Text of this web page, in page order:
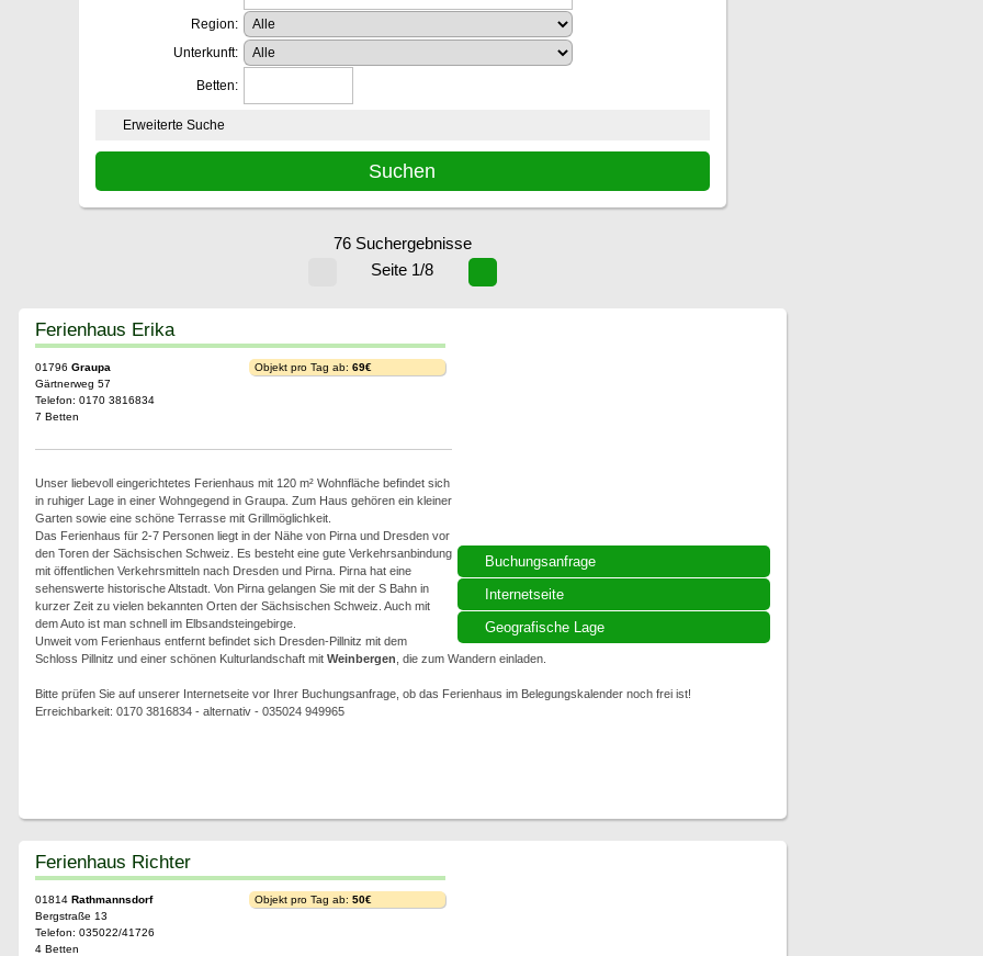
Region:
Unterkunft:
Betten:
Erweiterte Suche
76 Suchergebnisse
Seite 1/8
Buchungsanfrage
Internetseite
Geografische Lage
Ferienhaus Erika
01796 Graupa
Gärtnerweg 57
Telefon: 0170 3816834
7 Betten
Objekt pro Tag ab: 69€
Unser liebevoll eingerichtetes Ferienhaus mit 120 m² Wohnfläche befindet sich
in ruhiger Lage in einer Wohngegend in Graupa. Zum Haus gehören ein kleiner
Garten sowie eine schöne Terrasse mit Grillmöglichkeit.
Das Ferienhaus für 2-7 Personen liegt in der Nähe von Pirna und Dresden vor
den Toren der Sächsischen Schweiz. Es besteht eine gute Verkehrsanbindung
mit öffentlichen Verkehrsmitteln nach Dresden und Pirna. Pirna hat eine
sehenswerte historische Altstadt. Von Pirna gelangen Sie mit der S Bahn in
kurzer Zeit zu vielen bekannten Orten der Sächsischen Schweiz. Auch mit
dem Auto ist man schnell im Elbsandsteingebirge.
Unweit vom Ferienhaus entfernt befindet sich Dresden-Pillnitz mit dem
Schloss Pillnitz und einer schönen Kulturlandschaft mit Weinbergen , die zum Wandern einladen.
Bitte prüfen Sie auf unserer Internetseite vor Ihrer Buchungsanfrage, ob das Ferienhaus im Belegungskalender noch frei ist!
Erreichbarkeit: 0170 3816834 - alternativ - 035024 949965
Ferienhaus Richter
01814 Rathmannsdorf
Bergstraße 13
Telefon: 035022/41726
4 Betten
Objekt pro Tag ab: 50€